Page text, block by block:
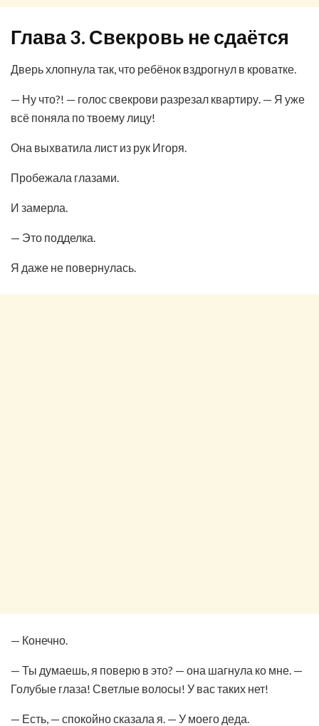
Глава 3. Свекровь не сдаётся
Дверь хлопнула так, что ребёнок вздрогнул в кроватке.
— Ну что?! — голос свекрови разрезал квартиру. — Я уже
всё поняла по твоему лицу!
Она выхватила лист из рук Игоря.
Пробежала глазами.
И замерла.
— Это подделка.
Я даже не повернулась.
— Конечно.
— Ты думаешь, я поверю в это? — она шагнула ко мне. —
Голубые глаза! Светлые волосы! У вас таких нет!
— Есть, — спокойно сказала я. — У моего деда.